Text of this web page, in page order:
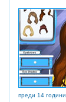
преди 14 години